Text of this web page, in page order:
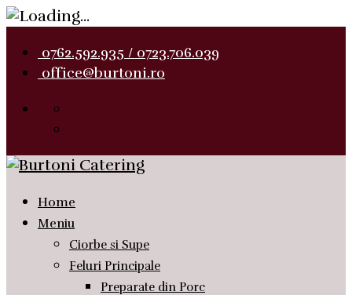
0762.592.935 / 0723.706.039
office@burtoni.ro
Home
Meniu
Ciorbe si Supe
Feluri Principale
Preparate din Porc